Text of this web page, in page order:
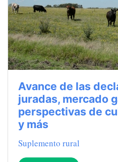
Avance de las
juradas, mercado
perspectivas de
y más
Suplemento rural